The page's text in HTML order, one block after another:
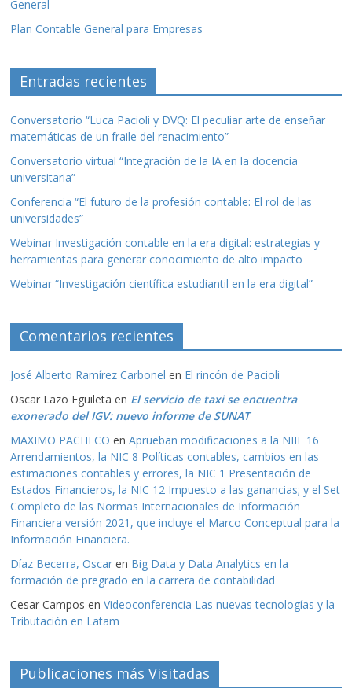
General
Plan Contable General para Empresas
Entradas recientes
Conversatorio “Luca Pacioli y DVQ: El peculiar arte de enseñar
matemáticas de un fraile del renacimiento”
Conversatorio virtual “Integración de la IA en la docencia
universitaria”
Conferencia “El futuro de la profesión contable: El rol de las
universidades”
Webinar Investigación contable en la era digital: estrategias y
herramientas para generar conocimiento de alto impacto
Webinar “Investigación científica estudiantil en la era digital”
Comentarios recientes
José Alberto Ramírez Carbonel en El rincón de Pacioli
Oscar Lazo Eguileta en El servicio de taxi se encuentra
exonerado del IGV: nuevo informe de SUNAT
MAXIMO PACHECO enAprueban modificaciones a la NIIF 16
Arrendamientos, la NIC 8 Políticas contables, cambios en las
estimaciones contables y errores, la NIC 1 Presentación de
Estados Financieros, la NIC 12 Impuesto a las ganancias; y el Set
Completo de las Normas Internacionales de Información
Financiera versión 2021, que incluye el Marco Conceptual para la
Información Financiera.
Díaz Becerra, Oscar en Big Data y Data Analytics en la
formación de pregrado en la carrera de contabilidad
Cesar Campos enVideoconferencia Las nuevas tecnologías y la
Tributación en Latam
Publicaciones más Visitadas